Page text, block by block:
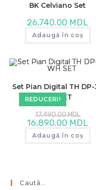
BK Celviano Set
26,740.00 MDL
Adaugă în coș
REDUCERI!
Set Pian Digital TH DP-
WH SET
17,490.00MDL
inițial
a
fost:
16,890.00 MDL
Adaugă în coș
Caută…